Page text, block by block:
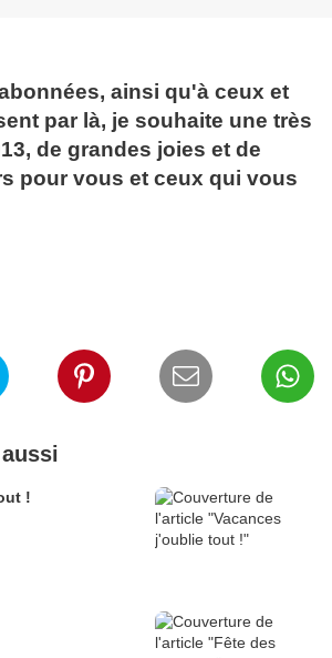
ainsi qu'à ceux et
par là, je souhaite une très
de grandes joies et de
pour vous et ceux qui vous
Vacances j'oublie tout !